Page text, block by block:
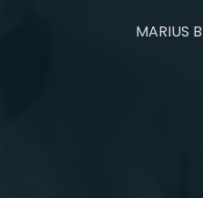
MARIUS